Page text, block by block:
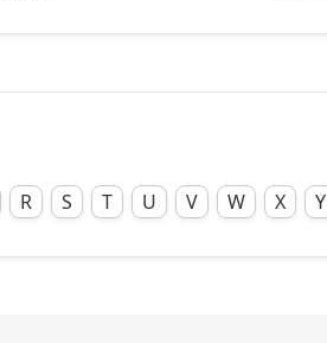
R S T U V W X Y